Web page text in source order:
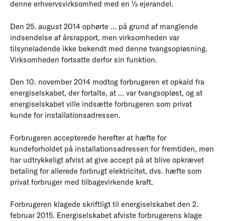
denne erhvervsvirksomhed med en ⅓ ejerandel.
Den 25. august 2014 ophørte … på grund af manglende
indsendelse af årsrapport, men virksomheden var
tilsyneladende ikke bekendt med denne tvangsopløsning.
Virksomheden fortsatte derfor sin funktion.
Den 10. november 2014 modtog forbrugeren et opkald fra
energiselskabet, der fortalte, at … var tvangsopløst, og at
energiselskabet ville indsætte forbrugeren som privat
kunde for installationsadressen.
Forbrugeren accepterede herefter at hæfte for
kundeforholdet på installationsadressen for fremtiden, men
har udtrykkeligt afvist at give accept på at blive opkrævet
betaling for allerede forbrugt elektricitet, dvs. hæfte som
privat forbruger med tilbagevirkende kraft.
Forbrugeren klagede skriftligt til energiselskabet den 2.
februar 2015. Energiselskabet afviste forbrugerens klage